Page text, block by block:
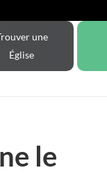
une
Église
le